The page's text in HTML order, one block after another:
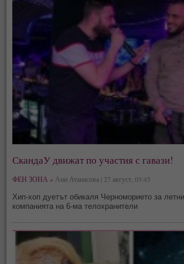
СкандаУ движат по участия с гавази!
ФЕН ЗОНА » Ани Атанасова | 27 август, 03:45
Хип-хоп дуетът обикаля Черноморието за
компанията на 6-ма телохранители